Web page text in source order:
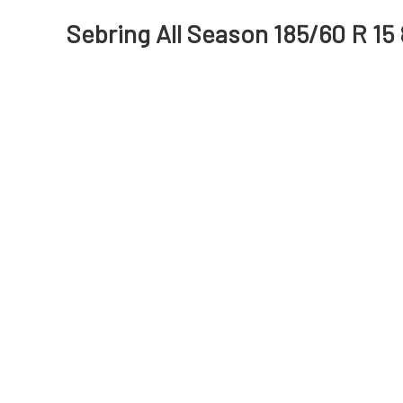
Sebring All Season 185/60 R 15